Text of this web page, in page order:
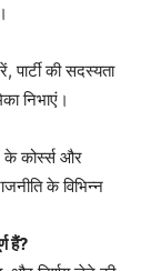
पार्टी की सदस्यता
निभाएं।
के कोर्स्स और
के विभिन्न
हैं?